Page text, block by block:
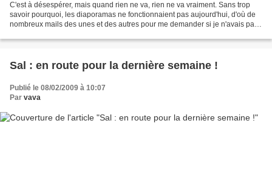
C'est à désespérer, mais quand rien ne va, rien ne va vraiment. Sans trop
savoir pourquoi, les diaporamas ne fonctionnaient pas aujourd'hui, d'où de
nombreux mails des unes et des autres pour me demander si je n'avais pas
Sal : en route pour la dernière semaine !
Publié le 08/02/2009 à 10:07
Par vava